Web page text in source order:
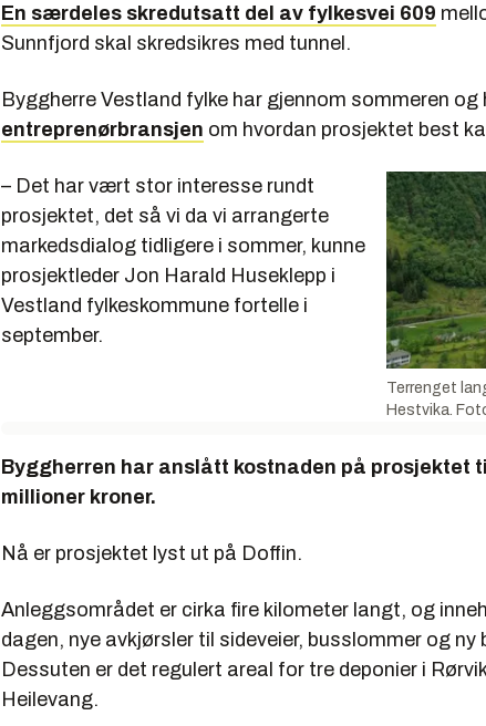
En særdeles skredutsatt del av fylkesvei 609
Sunnfjord skal skredsikres med tunnel.
Byggherre Vestland fylke har gjennom sommeren og
entreprenørbransjen om hvordan prosjektet best
Terrenget
Hestvika.
– Det har vært stor interesse rundt
prosjektet, det så vi da vi arrangerte
markedsdialog tidligere i sommer, kunne
prosjektleder Jon Harald Huseklepp i
Vestland fylkeskommune fortelle i
september.
Byggherren har anslått kostnaden på prosjektet
millioner kroner.
Nå er prosjektet lyst ut på Doffin.
Anleggsområdet er cirka fire kilometer langt, og
dagen, nye avkjørsler til sideveier, busslommer og ny
Dessuten er det regulert areal for tre deponier i
Heilevang.